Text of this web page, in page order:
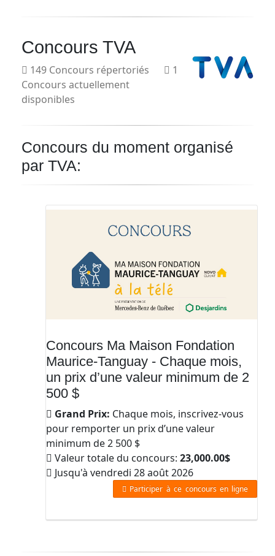
Concours TVA
149 Concours répertoriés
1
Concours actuellement
disponibles
Concours du moment organisé
par TVA:
Concours Ma Maison Fondation
Maurice-Tanguay - Chaque mois,
un prix d’une valeur minimum de 2
500 $
Grand Prix: Chaque mois, inscrivez-vous
pour remporter un prix d’une valeur
minimum de 2 500 $
Valeur totale du concours: 23,000.00$
Jusqu'à vendredi 28 août 2026
Participer à ce concours en ligne
Prénom
Courriel
*
M'INSCRIS!